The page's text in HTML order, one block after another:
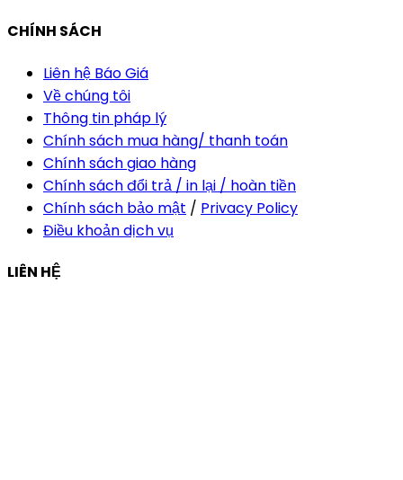
CHÍNH SÁCH
Liên hệ Báo Giá
Về chúng tôi
Thông tin pháp lý
Chính sách mua hàng/ thanh toán
Chính sách giao hàng
Chính sách đổi trả / in lại / hoàn tiền
Chính sách bảo mật / Privacy Policy
Điều khoản dịch vụ
LIÊN HỆ